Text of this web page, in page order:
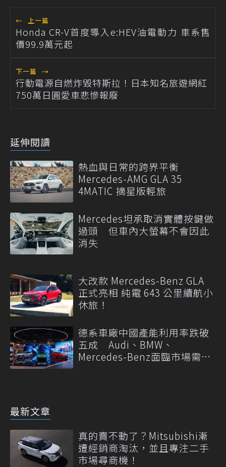
← 上一篇
Honda CR-V首度導入e:HEV油電動力 車系售
價99.9萬元起
下一篇 →
行動電源自燃炸毀特斯拉！日本知名旅遊網紅
750萬日圓愛車悲慘報廢
延伸閱讀
熱血與日常的跨界平衡
Mercedes-AMG GLA 35
4MATIC 摘星版輕旅
Mercedes坦承取消實體按鍵做
過頭 但車內大螢幕不會因此
消失
大改款 Mercedes-Benz GLA
正式亮相 純電 643 公里續航小
休旅！
德系車廠中國產能利用率跌破
五成 Audi、BMW、
Mercedes-Benz面臨市場需求
最新文章
真的賣不動了？Mitsubishi漸
遭經銷商淘汰，並且專注二手
市場尋商機！